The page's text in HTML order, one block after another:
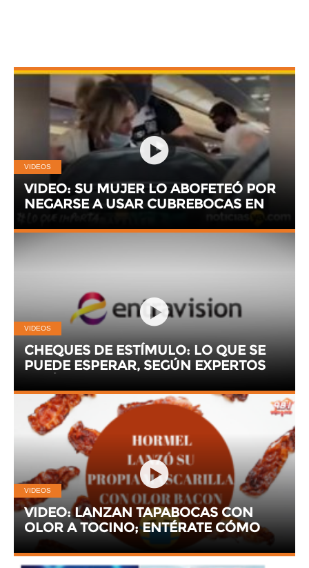
VIDEOS
VIDEO: SU MUJER LO ABOFETEÓ POR
NEGARSE A USAR CUBREBOCAS EN
UN VUELO
VIDEOS
CHEQUES DE ESTÍMULO: LO QUE SE
PUEDE ESPERAR, SEGÚN EXPERTOS
VIDEOS
VIDEO: LANZAN TAPABOCAS CON
OLOR A TOCINO; ENTÉRATE CÓMO
OBTENER UNO